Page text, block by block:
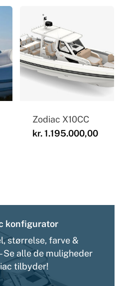
Zodiac X10CC
kr.1.195.000,00
konfigurator
størrelse, farve &
Se alle de muligheder
tilbyder!